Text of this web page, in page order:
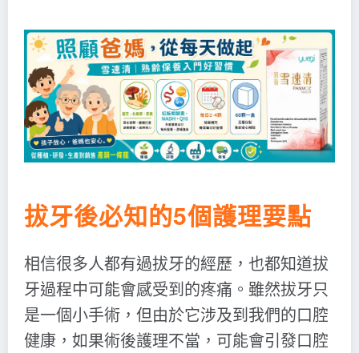
拔牙後必知的5個護理要點
相信很多人都有過拔牙的經歷，也都知道拔
牙過程中可能會感受到的疼痛。雖然拔牙只
是一個小手術，但由於它涉及到我們的口腔
健康，如果術後護理不當，可能會引發口腔